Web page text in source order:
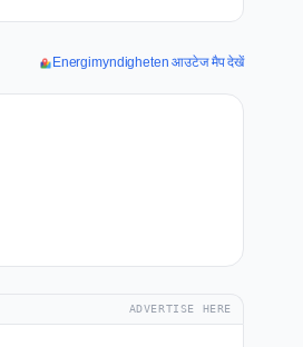
Energimyndigheten आउटेज मैप देखें
ADVERTISE HERE